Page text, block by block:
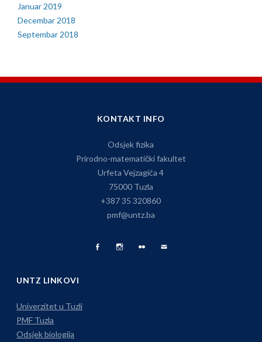
Januar 2019
Decembar 2018
Septembar 2018
KONTAKT INFO
Odsjek fizika
Prirodno-matematički fakultet
Urfeta Vejzagića 4
75000 Tuzla
+387 35 320860
pmf@untz.ba
UNTZ LINKOVI
Univerzitet u Tuzli
PMF Tuzla
Odsjek biologija